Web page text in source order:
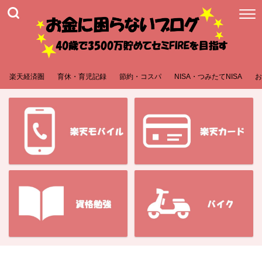
楽天経済圏 育休・育児記録 節約・コスパ NISA・つみたてNISA